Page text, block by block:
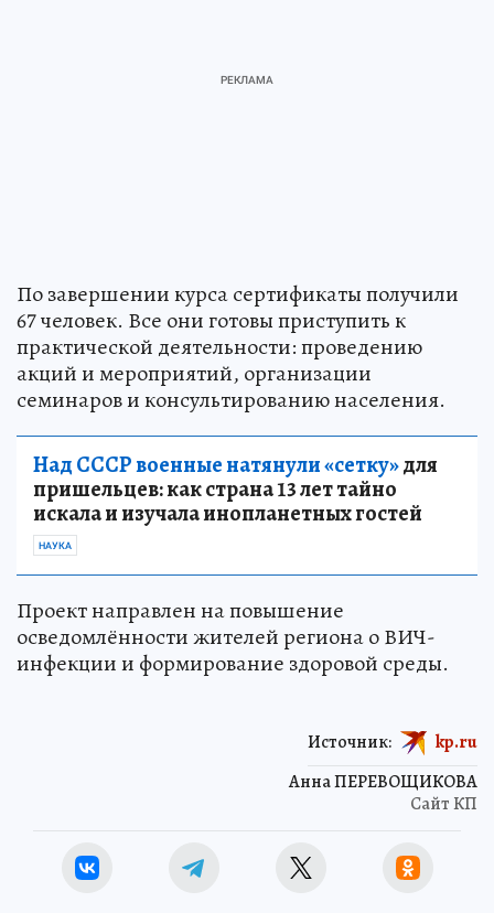
По завершении курса сертификаты получили
67 человек. Все они готовы приступить к
практической деятельности: проведению
акций и мероприятий, организации
семинаров и консультированию населения.
Над СССР военные натянули «сетку»для
пришельцев: как страна 13 лет тайно
искала и изучала инопланетных гостей
НАУКА
Проект направлен на повышение
осведомлённости жителей региона о ВИЧ-
инфекции и формирование здоровой среды.
Анна ПЕРЕВОЩИКОВА
Сайт КП
Источник: kp.ru